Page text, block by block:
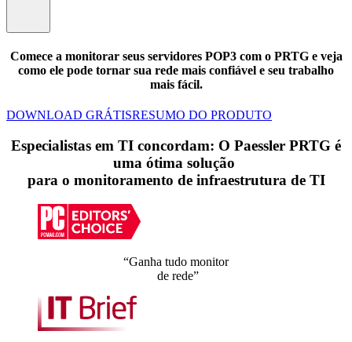
Comece a monitorar seus servidores POP3 com o PRTG e veja
como ele pode tornar sua rede mais confiável e seu trabalho
mais fácil.
DOWNLOAD GRÁTISRESUMO DO PRODUTO
Especialistas em TI concordam: O Paessler PRTG é
uma ótima solução
para o monitoramento de infraestrutura de TI
“Ganha tudo monitor
de rede”